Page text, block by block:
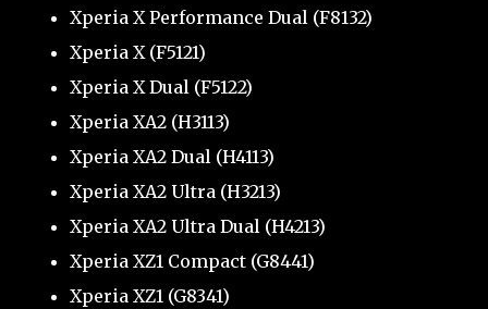
Xperia X Performance Dual (F8132)
Xperia X (F5121)
Xperia X Dual (F5122)
Xperia XA2 (H3113)
Xperia XA2 Dual (H4113)
Xperia XA2 Ultra (H3213)
Xperia XA2 Ultra Dual (H4213)
Xperia XZ1 Compact (G8441)
Xperia XZ1 (G8341)